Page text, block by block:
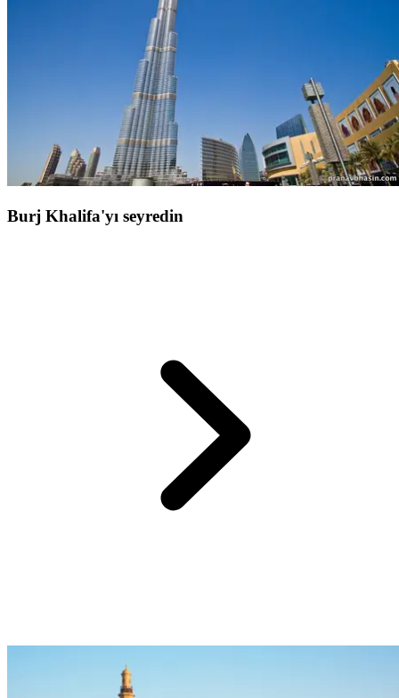
keşfetmenizi sağlıyor. Tematik pavyonları ve etkileşimli araçları
sayesinde, gerçek bir zaman yolculuğuna çıkıyorsunuz.
dönem nesneleri ve duyusal sahnelemeler
Emirlikleri'nin kültürel köklerine derin ve erişilebilir bir bakış
Büyüleyici bir ziyaret
, Dubai seyahatlerinizde keşif, miras
ve duyguları birleştirmek için mutlaka dahil edilmesi gereken bir
Burj Khalifa'yı seyredin
yüksekliğiyle silueti domine ediyor
en yüksek yapısı olarak, Birleşik Arap Emirlikleri'nin modernliğini